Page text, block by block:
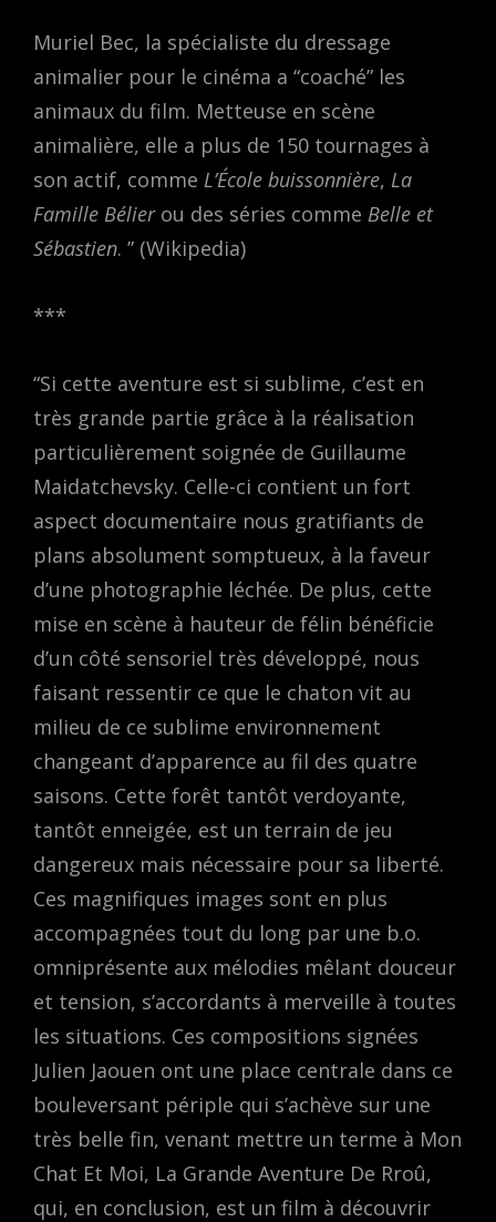
Muriel Bec, la spécialiste du dressage
animalier pour le cinéma a “coaché” les
animaux du film. Metteuse en scène
animalière, elle a plus de 150 tournages à
son actif, comme L’École buissonnière, La
Famille Bélierou des séries comme Belle et
Sébastien. ” (Wikipedia)
***
“Si cette aventure est si sublime, c’est en
très grande partie grâce à la réalisation
particulièrement soignée de Guillaume
Maidatchevsky. Celle-ci contient un fort
aspect documentaire nous gratifiants de
plans absolument somptueux, à la faveur
d’une photographie léchée. De plus, cette
mise en scène à hauteur de félin bénéficie
d’un côté sensoriel très développé, nous
faisant ressentir ce que le chaton vit au
milieu de ce sublime environnement
changeant d’apparence au fil des quatre
saisons. Cette forêt tantôt verdoyante,
tantôt enneigée, est un terrain de jeu
dangereux mais nécessaire pour sa liberté.
Ces magnifiques images sont en plus
accompagnées tout du long par une b.o.
omniprésente aux mélodies mêlant douceur
et tension, s’accordants à merveille à toutes
les situations. Ces compositions signées
Julien Jaouen ont une place centrale dans ce
bouleversant périple qui s’achève sur une
très belle fin, venant mettre un terme à Mon
Chat Et Moi, La Grande Aventure De Rroû,
qui, en conclusion, est un film à découvrir